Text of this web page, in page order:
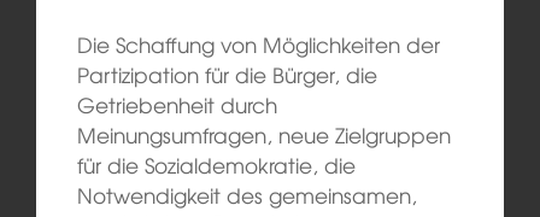
Die Schaffung von Möglichkeiten der
Partizipation für die Bürger, die
Getriebenheit durch
Meinungsumfragen, neue Zielgruppen
für die Sozialdemokratie, die
Notwendigkeit des gemeinsamen,